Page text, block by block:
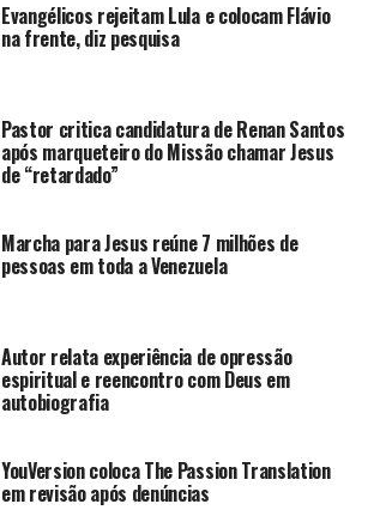
Evangélicos rejeitam Lula e colocam Flávio
na frente, diz pesquisa
Pastor critica candidatura de Renan Santos
após marqueteiro do Missão chamar Jesus
de “retardado”
Marcha para Jesus reúne 7 milhões de
pessoas em toda a Venezuela
Autor relata experiência de opressão
espiritual e reencontro com Deus em
autobiografia
YouVersion coloca The Passion Translation
em revisão após denúncias